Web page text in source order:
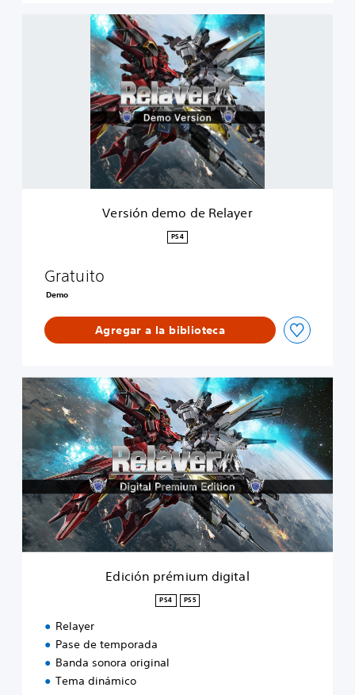
Versión demo de Relayer
PS4
Gratuito
Demo
Agregar a la biblioteca
E
d
i
ó
n
p
r
é
m
i
Edición prémium digital
PS4 PS5
Relayer
Pase de temporada
Banda sonora original
Tema dinámico